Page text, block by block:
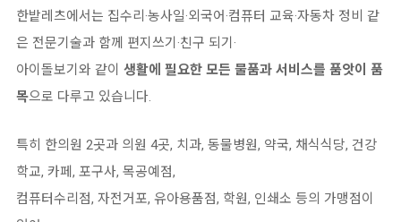
한밭레츠에서는 집수리·농사일·외국어·컴퓨터 교육·자동차 정비 같
은 전문기술과 함께 편지쓰기·친구 되기·
아이돌보기와 같이 생활에 필요한 모든 물품과 서비스를 품앗이 품
목으로 다루고 있습니다.
특히 한의원 2곳과 의원 4곳, 치과, 동물병원, 약국, 채식식당, 건강
학교, 카페, 포구사, 목공예점,
컴퓨터수리점, 자전거포, 유아용품점, 학원, 인쇄소 등의 가맹점이